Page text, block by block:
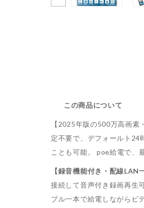
この商品について
【2025年版の500万高画
定不要で、デフォールト24
ことも可能。 poe給電で、
【録音機能付き・配線LAN
接続して音声付き録画再生
ブル一本で給電しながらビ